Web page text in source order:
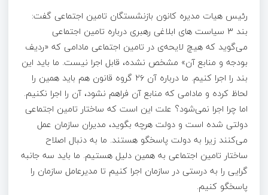
رئیس هیات مدیره کانون بازنشستگان تامین اجتماعی گفت:
بند ۳ سیاست‌ های ابلاغی رهبری درباره تامین اجتماعی
می‌گوید که هیچ لایحه‌ی در تامین اجتماعی مادامی که «ردیف
بودجه و منابع آن» مشخص نشده، قابل اجرا نیست. ما باید این
بند را اجرا کنیم. ما درباره آن ۲۶ گروه قانون هم باید همین را
لحاظ کرده و مادامی که منابع آن فراهم نشود، آن را اجرا نکنیم.
اما چرا اجرا نمی‌شود؟ علت این است که ساختار تامین اجتماعی
دولتی شده است و دولت هرچه بگوید، مدیران سازمان عمل
می‌کنند زیرا به دولت پاسخگو هستند. ما به دنبال اصلاح
ساختار تامین اجتماعی به همین دلیل هستیم. ما باید سه جانبه
گرایی را به درستی در سازمان اجرا کنیم تا مدیرعامل سازمان را
پاسخگو کنیم.